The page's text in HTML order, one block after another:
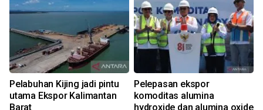
Pelabuhan Kijing jadi pintu
utama Ekspor Kalimantan
Barat
Pelepasan ekspor
komoditas alumina
hydroxide dan alumina oxide